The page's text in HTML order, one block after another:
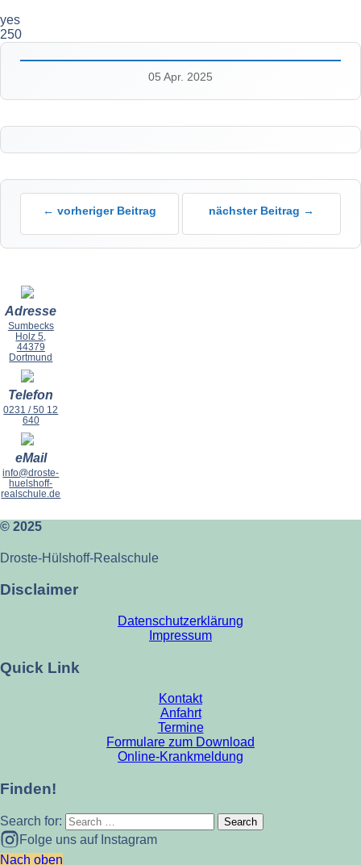
yes
250
05 Apr. 2025
← vorheriger Beitrag nächster Beitrag →
Adresse
Sumbecks
Holz 5,
44379
Dortmund
Telefon
0231 / 50 12
640
eMail
info@droste-
huelshoff-
realschule.de
© 2025
Droste-Hülshoff-Realschule
Disclaimer
Datenschutzerklärung
Impressum
Quick Link
Kontakt
Anfahrt
Termine
Formulare zum Download
Online-Krankmeldung
Finden!
Search for:
Folge uns auf Instagram
Nach oben